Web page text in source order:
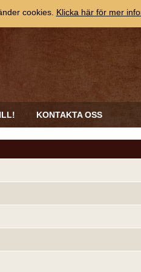
KONTAKTA OSS
cookies. Klicka här för mer